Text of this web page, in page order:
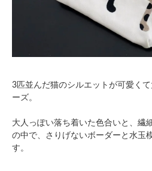
3匹並んだ猫のシルエットが可愛く
ーズ。
大人っぽい落ち着いた色合いと、繊
の中で、さりげないボーダーと水玉
す。